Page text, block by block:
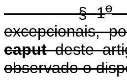
§ 1o
excepcionais,
caputdeste
observado o